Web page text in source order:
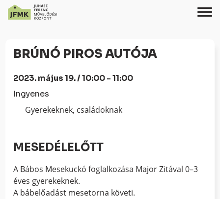
Content
navigációhozBRÚNÓ PIROS AUTÓJA
2023. május 19. / 10:00 - 11:00
Ingyenes
Gyerekeknek, családoknak
MESEDÉLELŐTT
A Bábos Mesekuckó foglalkozása Major Zitával 0–3
éves gyerekeknek.
A bábelőadást mesetorna követi.